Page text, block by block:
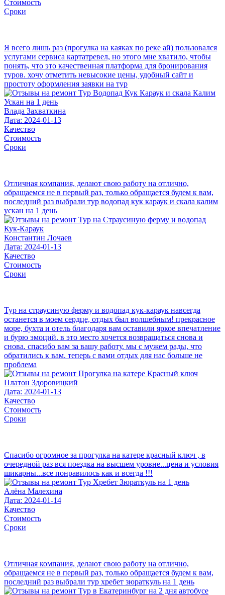
Стоимость
Сроки
Я всего лишь раз (прогулка на каяках по реке ай) пользовался
услугами сервиса картатревел, но этого мне хватило, чтобы
понять, что это качественная платформа для бронирования
туров. хочу отметить невысокие цены, удобный сайт и
простоту оформления заявки на тур
Влада Захваткина
Дата: 2024-01-13
Качество
Стоимость
Сроки
Отличная компания, делают свою работу на отлично,
обращаемся не в первый раз, только обращается будем к вам,
последний раз выбрали тур водопад кук караук и скала калим
ускан на 1 день
Константин Лочаев
Дата: 2024-01-13
Качество
Стоимость
Сроки
Тур на страусиную ферму и водопад кук-караук навсегда
останется в моем сердце, отдых был волшебным! прекрасное
море, бухта и отель благодаря вам оставили яркое впечатление
и бурю эмоций. в это место хочется возвращаться снова и
снова. спасибо вам за вашу работу. мы с мужем рады, что
обратились к вам. теперь с вами отдых для нас больше не
проблема
Платон Здоровицкий
Дата: 2024-01-13
Качество
Стоимость
Сроки
Спасибо огромное за прогулка на катере красный ключ , в
очередной раз вся поездка на высшем уровне...цена и условия
шикарны...все понравилось как и всегда !!!
Алёна Малехина
Дата: 2024-01-14
Качество
Стоимость
Сроки
Отличная компания, делают свою работу на отлично,
обращаемся не в первый раз, только обращается будем к вам,
последний раз выбрали тур хребет зюраткуль на 1 день